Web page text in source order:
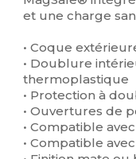
et une charge
• Coque
• Doublure
thermoplastique
• Protection à
• Ouvertures de
• Compatible
• Compatible